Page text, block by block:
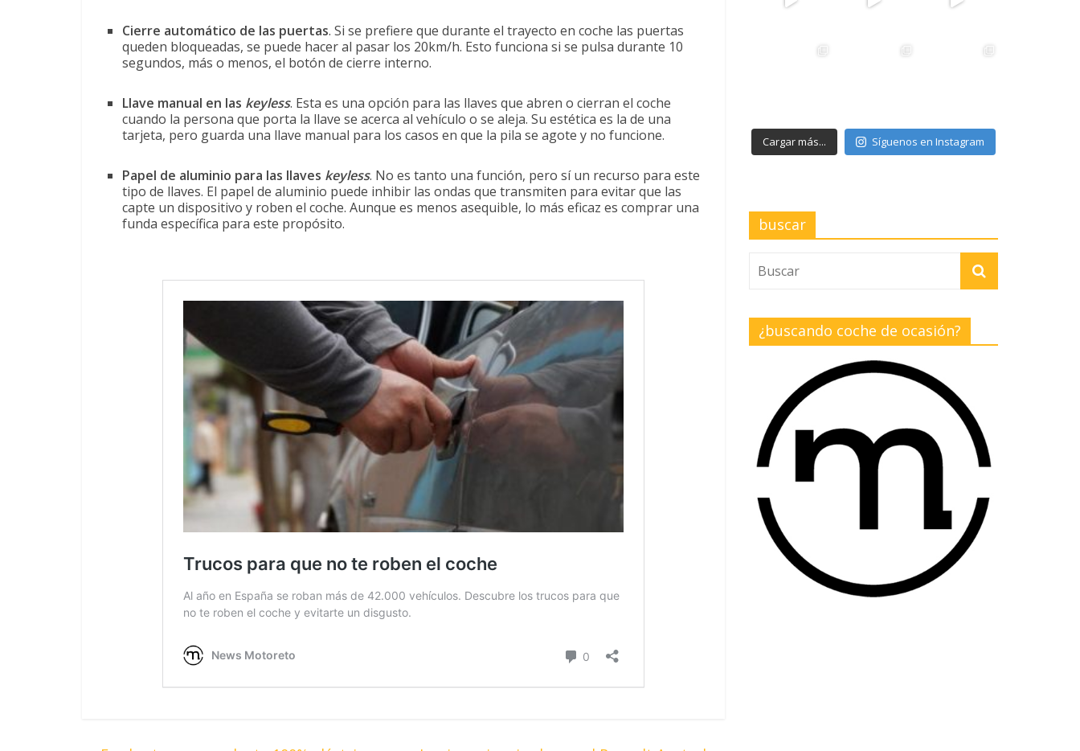
Cierre automático de las puertas. Si se prefiere que durante el trayecto en coche las puertas
queden bloqueadas, se puede hacer al pasar los 20km/h. Esto funciona si se pulsa durante 10
segundos, más o menos, el botón de cierre interno.
Llave manual en las keyless. Esta es una opción para las llaves que abren o cierran el coche
cuando la persona que porta la llave se acerca al vehículo o se aleja. Su estética es la de una
tarjeta, pero guarda una llave manual para los casos en que la pila se agote y no funcione.
Papel de aluminio para las llaves keyless. No es tanto una función, pero sí un recurso para este
tipo de llaves. El papel de aluminio puede inhibir las ondas que transmiten para evitar que las
capte un dispositivo y roben el coche. Aunque es menos asequible, lo más eficaz es comprar una
funda específica para este propósito.
Cargar más... Síguenos en Instagram
buscar
¿buscando coche de ocasión?